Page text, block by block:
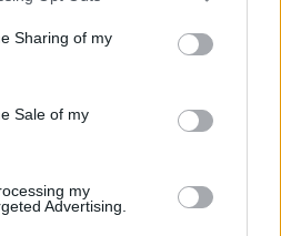
Sharing of my
Sale of my
my
Advertising.
Didžiojoje
yra
profesija.
yra atskira
arba
tokiems darbuotojams
kvalifikacijos